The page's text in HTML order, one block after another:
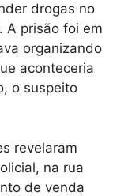
drogas no
A prisão foi em
organizando
aconteceria
o suspeito
revelaram
na rua
de venda